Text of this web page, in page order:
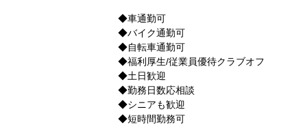
◆車通勤可
◆バイク通勤可
◆自転車通勤可
◆福利厚生/従業員優待クラブオフ
◆土日歓迎
◆勤務日数応相談
◆シニアも歓迎
◆短時間勤務可